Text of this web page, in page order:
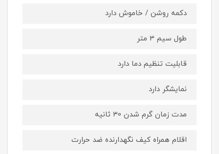
دکمه روشن / خاموش دارد
طول سیم 3 متر
قابلیت تنظیم دما دارد
نمایشگر دارد
مدت زمان گرم شدن ۳0 ثانیه
اقلام همراه کیف نگهدارنده ضد حرارت